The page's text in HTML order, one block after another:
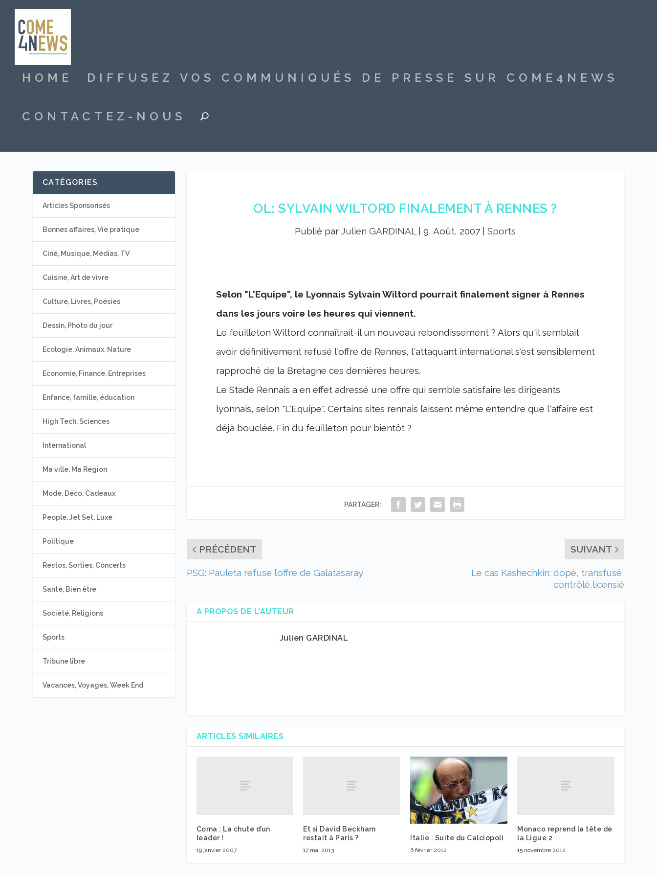
HOME DIFFUSEZ VOS COMMUNIQUÉS DE PRESSE SUR COME4NEWS
CONTACTEZ-NOUS
OL: SYLVAIN WILTORD FINALEMENT À RENNES ?
Publié par Julien GARDINAL |9, Août, 2007 |Sports
Selon "L'Equipe", le Lyonnais Sylvain Wiltord pourrait finalement signer à Rennes
dans les jours voire les heures qui viennent.
Le feuilleton Wiltord connaîtrait-il un nouveau rebondissement ? Alors qu'il semblait
avoir définitivement refusé l'offre de Rennes, l'attaquant international s'est sensiblement
rapproché de la Bretagne ces dernières heures.
Le Stade Rennais a en effet adressé une offre qui semble satisfaire les dirigeants
lyonnais, selon "L'Equipe". Certains sites rennais laissent même entendre que l'affaire est
déjà bouclée. Fin du feuilleton pour bientôt ?
PARTAGER:
PRÉCÉDENT
PSG: Pauleta refuse l’offre de Galatasaray
SUIVANT
Le cas Kashechkin: dopé, transfusé,
contrôlé,licensié
A PROPOS DE L'AUTEUR
Julien GARDINAL
ARTICLES SIMILAIRES
Coma : La chute d’un
leader !
19 janvier 2007
Et si David Beckham
restait à Paris ?
17 mai 2013
Italie : Suite du Calciopoli
6 février 2012
Monaco reprend la tête de
la Ligue 2
15 novembre 2012
CATÉGORIES
Articles Sponsorisés
Bonnes affaires, Vie pratique
Ciné, Musique, Médias, TV
Cuisine, Art de vivre
Culture, Livres, Poésies
Dessin, Photo du jour
Ecologie, Animaux, Nature
Economie, Finance, Entreprises
Enfance, famille, éducation
High Tech, Sciences
International
Ma ville, Ma Région
Mode, Déco, Cadeaux
People, Jet Set, Luxe
Politique
Restos, Sorties, Concerts
Santé, Bien être
Société, Religions
Sports
Tribune libre
Vacances, Voyages, Week End